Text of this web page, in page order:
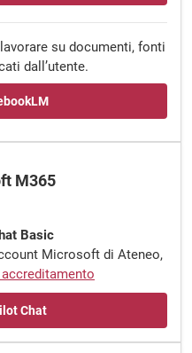
su documenti, fonti
dall’utente.
M365
Basic
Microsoft di Ateneo,
Chat